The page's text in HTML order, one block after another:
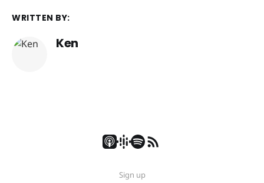
WRITTEN BY:
Ken
Sign up